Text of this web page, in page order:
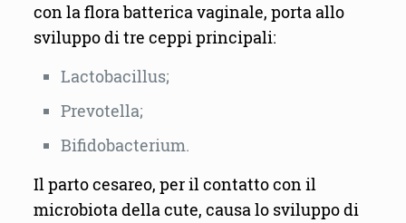
con la flora batterica vaginale, porta allo
sviluppo di tre ceppi principali:
Lactobacillus;
Prevotella;
Bifidobacterium.
Il parto cesareo, per il contatto con il
microbiota della cute, causa lo sviluppo di